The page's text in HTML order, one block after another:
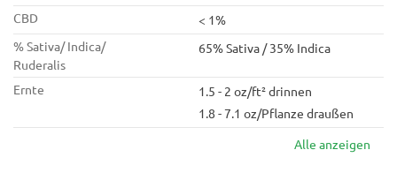
CBD
< 1%
% Sativa/ Indica/
Ruderalis
65% Sativa / 35% Indica
Ernte
1.5 - 2 oz/ft² drinnen
1.8 - 7.1 oz/Pflanze draußen
Alle anzeigen